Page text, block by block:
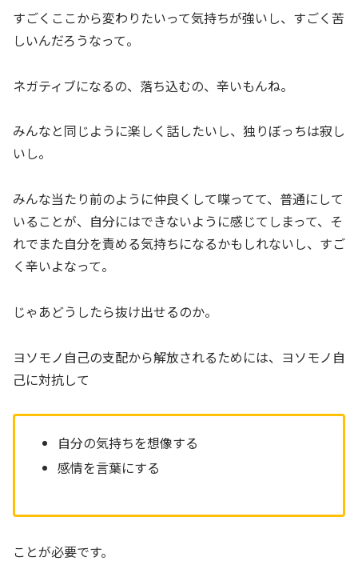
すごくここから変わりたいって気持ちが強いし、すごく苦
しいんだろうなって。
ネガティブになるの、落ち込むの、辛いもんね。
みんなと同じように楽しく話したいし、独りぼっちは寂し
いし。
みんな当たり前のように仲良くして喋ってて、普通にして
いることが、自分にはできないように感じてしまって、そ
れでまた自分を責める気持ちになるかもしれないし、すご
く辛いよなって。
じゃあどうしたら抜け出せるのか。
ヨソモノ自己の支配から解放されるためには、ヨソモノ自
己に対抗して
自分の気持ちを想像する
感情を言葉にする
ことが必要です。